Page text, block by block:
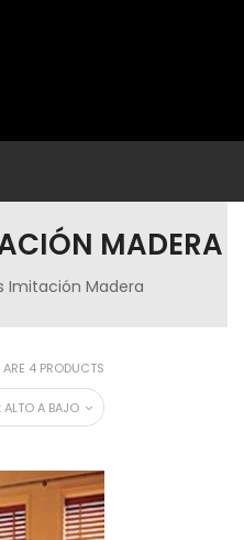
MADERA
Imitación Madera
ARE 4 PRODUCTS
ALTO A BAJO